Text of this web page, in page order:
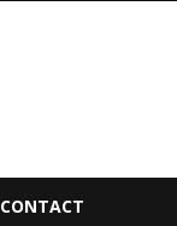
CONTACT